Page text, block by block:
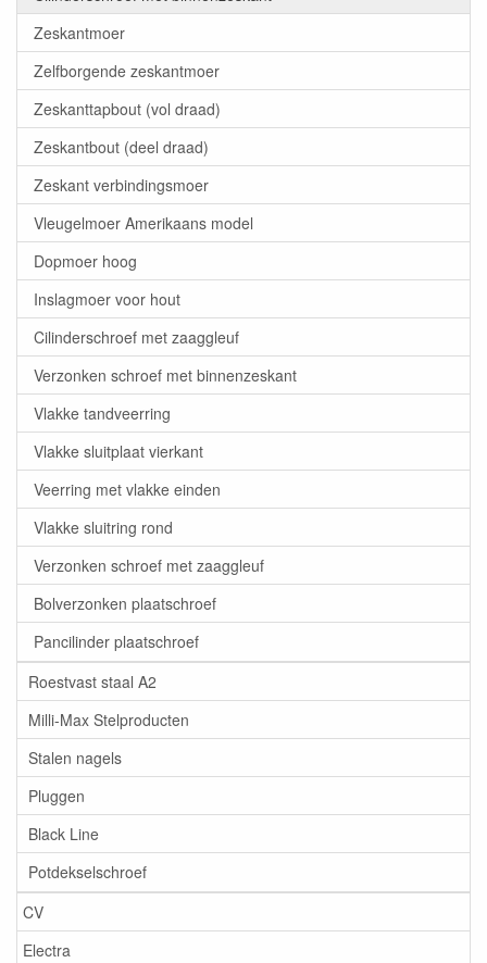
Zeskantmoer
Zelfborgende zeskantmoer
Zeskanttapbout (vol draad)
Zeskantbout (deel draad)
Zeskant verbindingsmoer
Vleugelmoer Amerikaans model
Dopmoer hoog
Inslagmoer voor hout
Cilinderschroef met zaaggleuf
Verzonken schroef met binnenzeskant
Vlakke tandveerring
Vlakke sluitplaat vierkant
Veerring met vlakke einden
Vlakke sluitring rond
Verzonken schroef met zaaggleuf
Bolverzonken plaatschroef
Pancilinder plaatschroef
Roestvast staal A2
Milli-Max Stelproducten
Stalen nagels
Pluggen
Black Line
Potdekselschroef
CV
Electra